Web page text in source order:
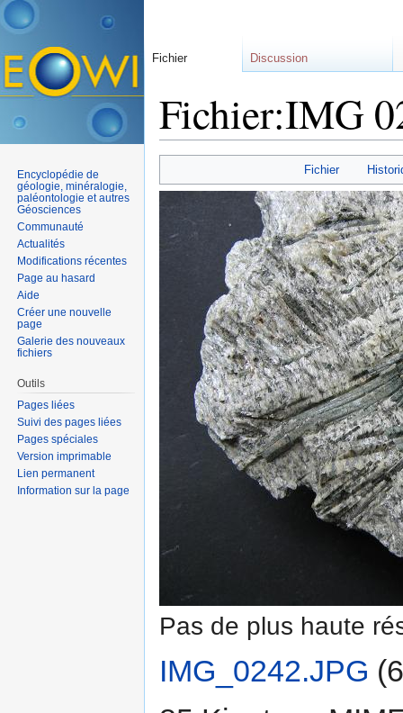
Fichier:IMG
Fichier
Pas de plus haute
IMG_0242.JPG
Fichier Discussion
Encyclopédie de
géologie, minéralogie,
paléontologie et autres
Géosciences
Communauté
Actualités
Modifications récentes
Page au hasard
Aide
Créer une nouvelle
page
Galerie des nouveaux
fichiers
Outils
Pages liées
Suivi des pages liées
Pages spéciales
Version imprimable
Lien permanent
Information sur la page